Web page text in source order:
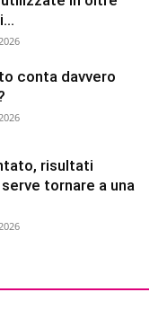
conta davvero
risultati
tornare a una